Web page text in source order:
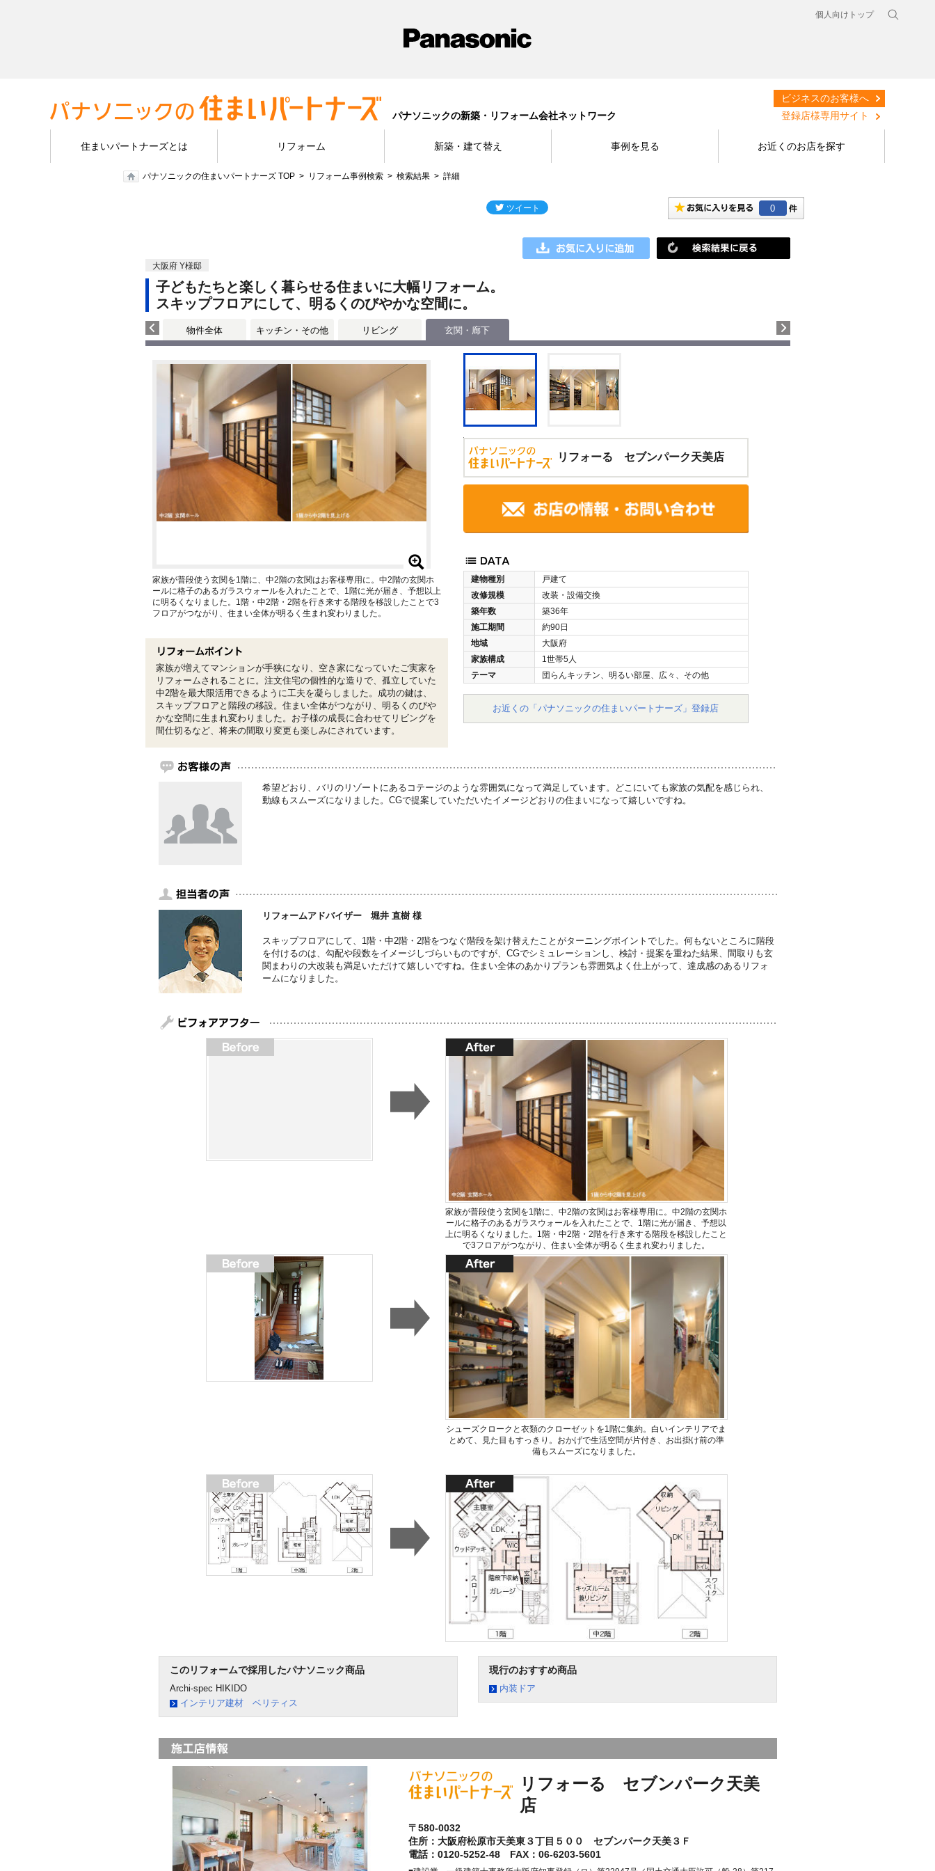
個人向けトップ
パナソニックの新築・リフォーム会社ネットワーク
ビジネスのお客様へ
登録店様専用サイト
住まいパートナーズとは リフォーム 新築・建て替え 事例を見る お近くのお店を探す
パナソニックの住まいパートナーズ TOP リフォーム事例検索 検索結果 詳細
0
大阪府 Y様邸
子どもたちと楽しく暮らせる住まいに大幅リフォーム。
スキップフロアにして、明るくのびやかな空間に。
物件全体 キッチン・その他 リビング 玄関・廊下
リフォーる セブンパーク天美店
建物種別
戸建て
改修規模
改装・設備交換
築年数
築36年
施工期間
約90日
地域
大阪府
家族構成
1世帯5人
テーマ
団らんキッチン、明るい部屋、広々、その他
お近くの「パナソニックの住まいパートナーズ」登録店
家族が普段使う玄関を1階に、中2階の玄関はお客様専用に。中2階の玄関ホ
ールに格子のあるガラスウォールを入れたことで、1階に光が届き、予想以上
に明るくなりました。1階・中2階・2階を行き来する階段を移設したことで3
フロアがつながり、住まい全体が明るく生まれ変わりました。
家族が増えてマンションが手狭になり、空き家になっていたご実家を
リフォームされることに。注文住宅の個性的な造りで、孤立していた
中2階を最大限活用できるように工夫を凝らしました。成功の鍵は、
スキップフロアと階段の移設。住まい全体がつながり、明るくのびや
かな空間に生まれ変わりました。お子様の成長に合わせてリビングを
間仕切るなど、将来の間取り変更も楽しみにされています。
希望どおり、バリのリゾートにあるコテージのような雰囲気になって満足しています。どこにいても家族の気配を感じられ、
動線もスムーズになりました。CGで提案していただいたイメージどおりの住まいになって嬉しいですね。
リフォームアドバイザー 堀井 直樹 様
スキップフロアにして、1階・中2階・2階をつなぐ階段を架け替えたことがターニングポイントでした。何もないところに階段
を付けるのは、勾配や段数をイメージしづらいものですが、CGでシミュレーションし、検討・提案を重ねた結果、間取りも玄
関まわりの大改装も満足いただけて嬉しいですね。住まい全体のあかりプランも雰囲気よく仕上がって、達成感のあるリフォ
ームになりました。
家族が普段使う玄関を1階に、中2階の玄関はお客様専用に。中2階の玄関ホ
ールに格子のあるガラスウォールを入れたことで、1階に光が届き、予想以
上に明るくなりました。1階・中2階・2階を行き来する階段を移設したこと
で3フロアがつながり、住まい全体が明るく生まれ変わりました。
シューズクロークと衣類のクローゼットを1階に集約。白いインテリアでま
とめて、見た目もすっきり。おかげで生活空間が片付き、お出掛け前の準
備もスムーズになりました。
このリフォームで採用したパナソニック商品
Archi-spec HIKIDO
インテリア建材 ベリティス
現行のおすすめ商品
内装ドア
リフォーる セブンパーク天美
店
〒580-0032
住所：大阪府松原市天美東３丁目５００ セブンパーク天美３Ｆ
電話：0120-5252-48 FAX：06-6203-5601